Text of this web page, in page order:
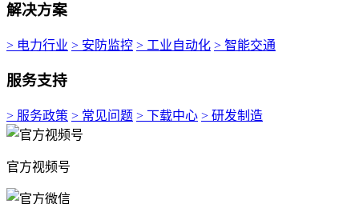
解决方案
> 电力行业 > 安防监控 > 工业自动化 > 智能交通
服务支持
> 服务政策 > 常见问题 > 下载中心 > 研发制造
官方视频号